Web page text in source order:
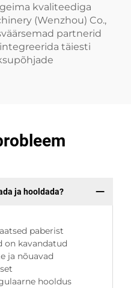
kvaliteediga
(Wenzhou) Co.,
partnerid
täiesti
ja hooldada?
paberist
on kavandatud
ja nõuavad
hooldus